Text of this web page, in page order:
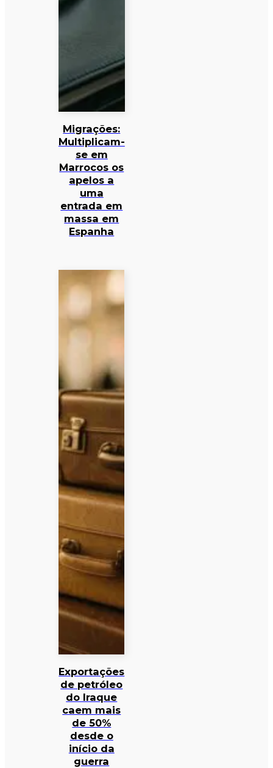
Migrações:
Multiplicam-
se em
Marrocos os
apelos a
uma
entrada em
massa em
Espanha
Exportações
de petróleo
do Iraque
caem mais
de 50%
desde o
início da
guerra